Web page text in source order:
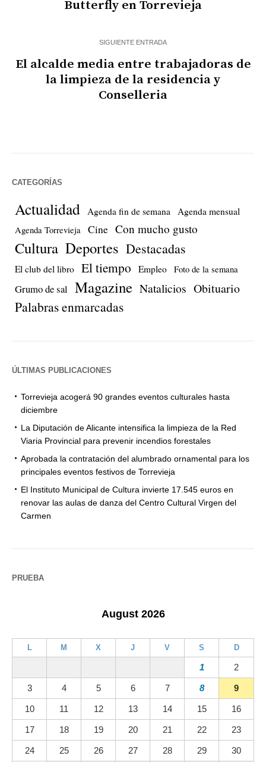
Butterfly en Torrevieja
SIGUIENTE ENTRADA
El alcalde media entre trabajadoras de
la limpieza de la residencia y
Conselleria
CATEGORÍAS
Actualidad Agenda fin de semana Agenda mensual
Agenda Torrevieja Cine Con mucho gusto
Cultura Deportes Destacadas
El club del libro El tiempo Empleo Foto de la semana
Grumo de sal Magazine Natalicios Obituario
Palabras enmarcadas
ÚLTIMAS PUBLICACIONES
Torrevieja acogerá 90 grandes eventos culturales hasta
diciembre
La Diputación de Alicante intensifica la limpieza de la Red
Viaria Provincial para prevenir incendios forestales
Aprobada la contratación del alumbrado ornamental para los
principales eventos festivos de Torrevieja
El Instituto Municipal de Cultura invierte 17.545 euros en
renovar las aulas de danza del Centro Cultural Virgen del
Carmen
PRUEBA
August 2026
L M X J V S D
1 2
3 4 5 6 7 8 9
10 11 12 13 14 15 16
17 18 19 20 21 22 23
24 25 26 27 28 29 30